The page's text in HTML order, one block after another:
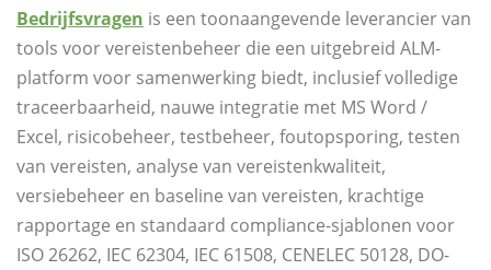
Bedrijfsvragen is een toonaangevende leverancier van
tools voor vereistenbeheer die een uitgebreid ALM-
platform voor samenwerking biedt, inclusief volledige
traceerbaarheid, nauwe integratie met MS Word /
Excel, risicobeheer, testbeheer, foutopsporing, testen
van vereisten, analyse van vereistenkwaliteit,
versiebeheer en baseline van vereisten, krachtige
rapportage en standaard compliance-sjablonen voor
ISO 26262, IEC 62304, IEC 61508, CENELEC 50128, DO-